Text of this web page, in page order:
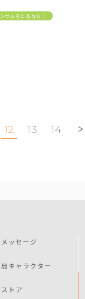
ウムをとるなら！
12 13 14
ッセージ
キャラクター
トア